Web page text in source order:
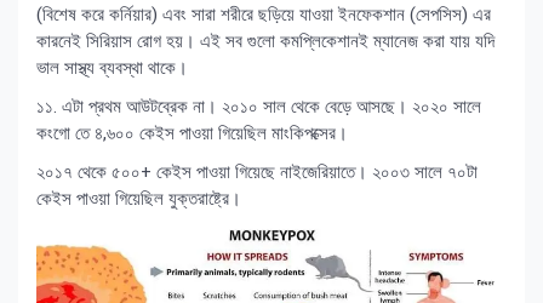
(বিশেষ করে কর্নিয়ার) এবং সারা শরীরে ছড়িয়ে যাওয়া ইনফেকশান (সেপসিস) এর
কারনেই সিরিয়াস রোগ হয়। এই সব গুলো কমপ্লিকেশানই ম্যানেজ করা যায় যদি
ভাল সাস্থ্য ব্যবস্থা থাকে।
১১. এটা প্রথম আউটব্রেক না। ২০১০ সাল থেকে বেড়ে আসছে। ২০২০ সালে
কংগো তে ৪,৬০০ কেইস পাওয়া গিয়েছিল মাংকিপক্সের।
২০১৭ থেকে ৫০০+ কেইস পাওয়া গিয়েছে নাইজেরিয়াতে। ২০০৩ সালে ৭০টা
কেইস পাওয়া গিয়েছিল যুক্তরাষ্ট্রে।